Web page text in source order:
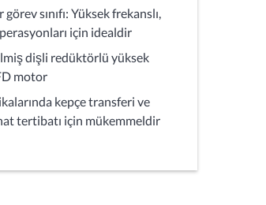
sınıfı: Yüksek frekanslı,
için idealdir
dişli redüktörlü yüksek
motor
kepçe transferi ve
tertibatı için mükemmeldir